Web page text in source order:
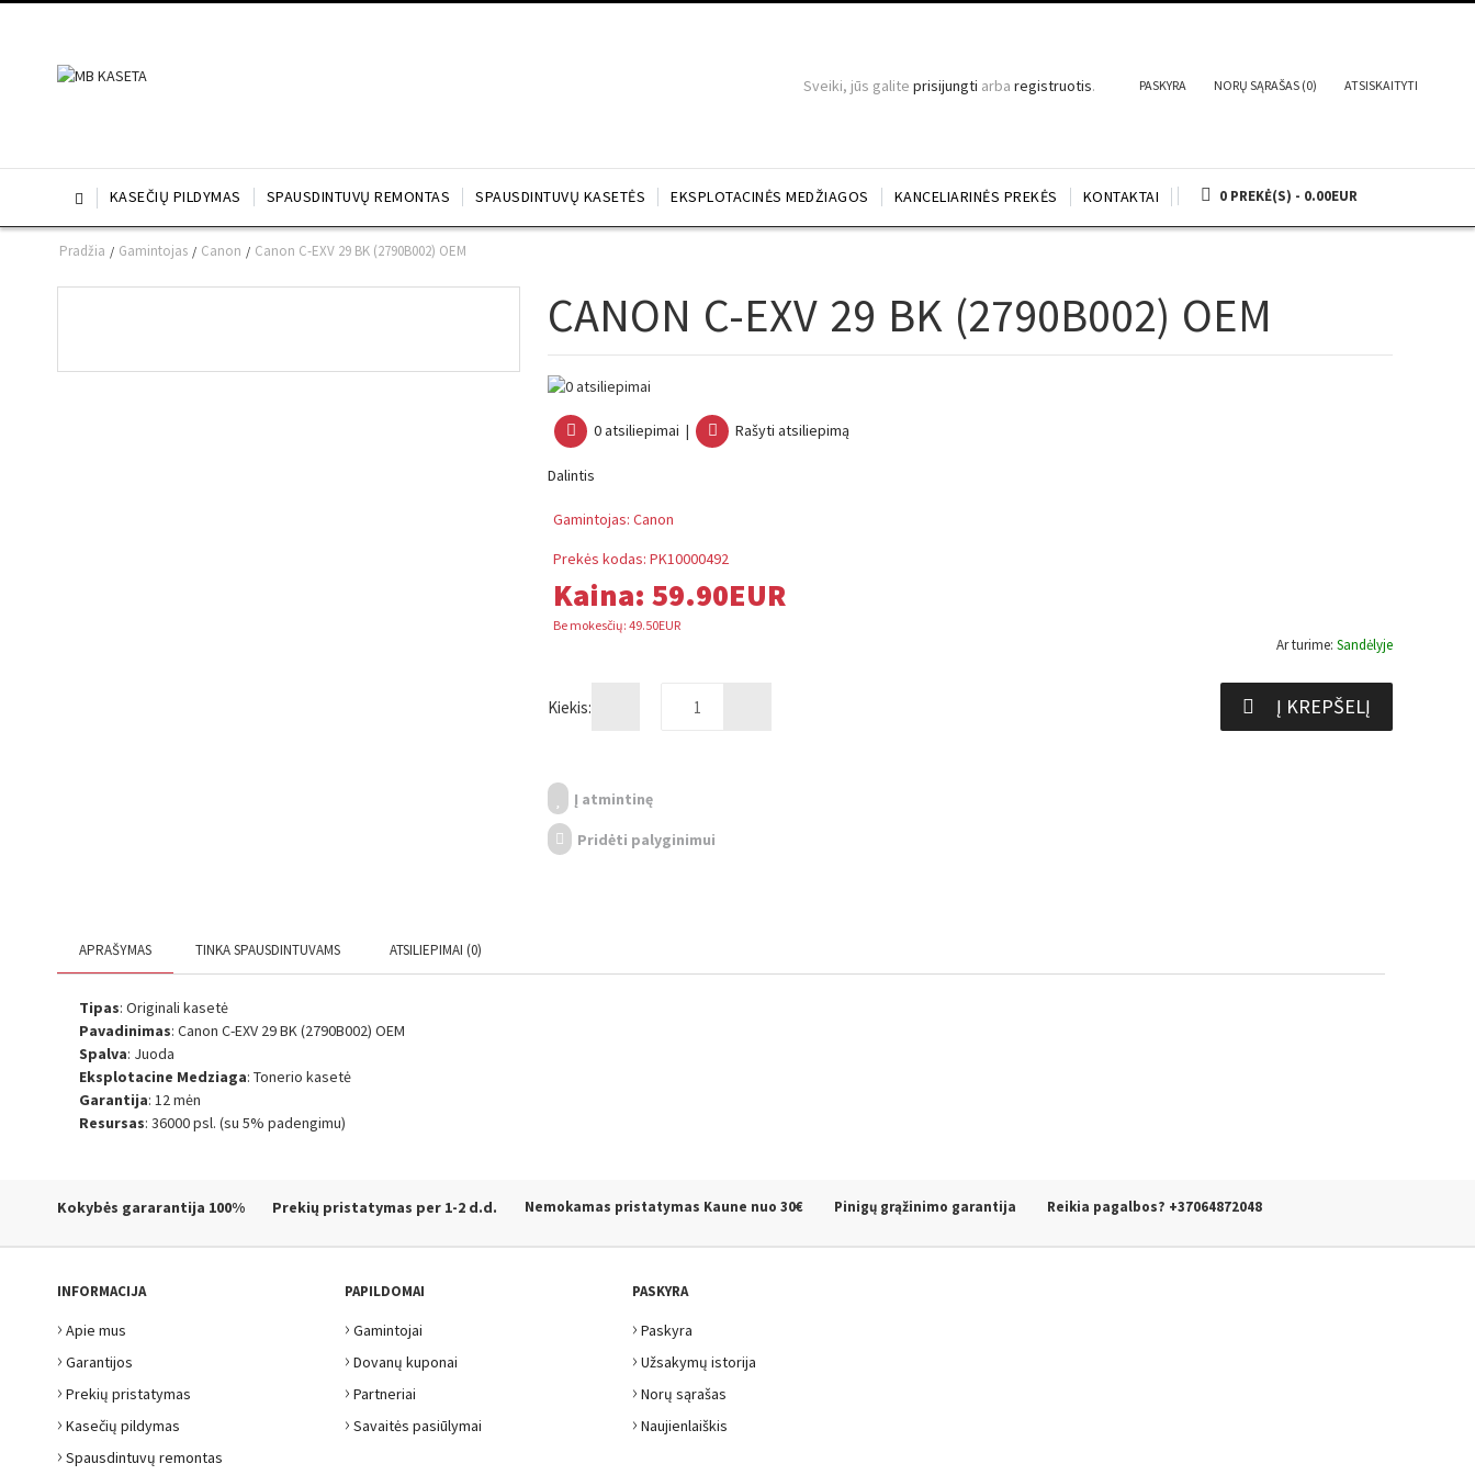
Sveiki, jūs galite prisijungti arba registruotis. PASKYRA NORŲ SĄRAŠAS (0) ATSISKAITYTI
 KASEČIŲ PILDYMAS SPAUSDINTUVŲ REMONTAS SPAUSDINTUVŲ KASETĖS EKSPLOTACINĖS MEDŽIAGOS KANCELIARINĖS PREKĖS KONTAKTAI 0 PREKĖ(S) - 0.00EUR
Pradžia / Gamintojas / Canon / Canon C-EXV 29 BK (2790B002) OEM
CANON C-EXV 29 BK (2790B002) OEM
0 atsiliepimai | Rašyti atsiliepimą
Dalintis
Gamintojas: Canon
Prekės kodas: PK10000492
Kaina:
Ar turime: Sandėlyje
59.90EUR
Be mokesčių: 49.50EUR
Kiekis: Į KREPŠELĮ
Į atmintinę
Pridėti palyginimui
APRAŠYMAS TINKA SPAUSDINTUVAMS ATSILIEPIMAI (0)
Tipas: Originali kasetė
Pavadinimas: Canon C-EXV 29 BK (2790B002) OEM
Spalva: Juoda
Eksplotacine Medziaga: Tonerio kasetė
Garantija: 12 mėn
Resursas: 36000 psl. (su 5% padengimu)
Kokybės gararantija 100% Prekių pristatymas per 1-2 d.d. Nemokamas pristatymas Kaune nuo 30€ Pinigų grąžinimo garantija Reikia pagalbos? +37064872048
INFORMACIJA
› Apie mus
› Garantijos
› Prekių pristatymas
› Kasečių pildymas
› Spausdintuvų remontas
PAPILDOMAI
› Gamintojai
› Dovanų kuponai
› Partneriai
› Savaitės pasiūlymai
PASKYRA
› Paskyra
› Užsakymų istorija
› Norų sąrašas
› Naujienlaiškis